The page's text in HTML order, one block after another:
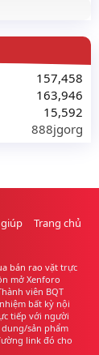
157,458
163,946
15,592
888jgorg
Trang chủ
bán rao vặt trực
mở Xenforo
viên BQT
bất kỳ nội
tiếp với người
sản phẩm
link đó cho